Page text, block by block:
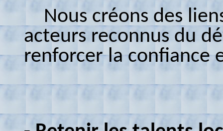
Nous créons des
acteurs reconnus du
renforcer la confiance